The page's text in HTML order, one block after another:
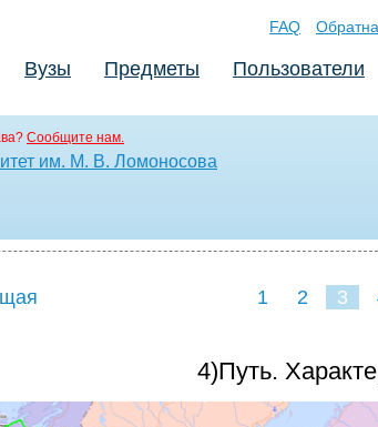
FAQ
Вузы Предметы Пользователи
Сообщите нам.
им. М. В. Ломоносова
1 2 3
4)Путь.